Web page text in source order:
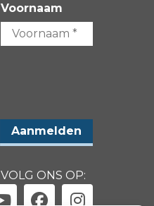
Voornaam
VOLG ONS OP: